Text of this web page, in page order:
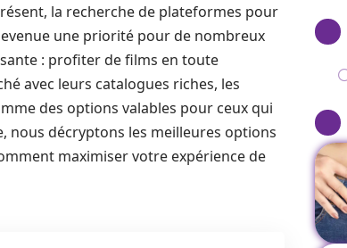
la recherche de plateformes pour
une priorité pour de nombreux
: profiter de films en toute
avec leurs catalogues riches, les
des options valables pour ceux qui
nous décryptons les meilleures options
maximiser votre expérience de